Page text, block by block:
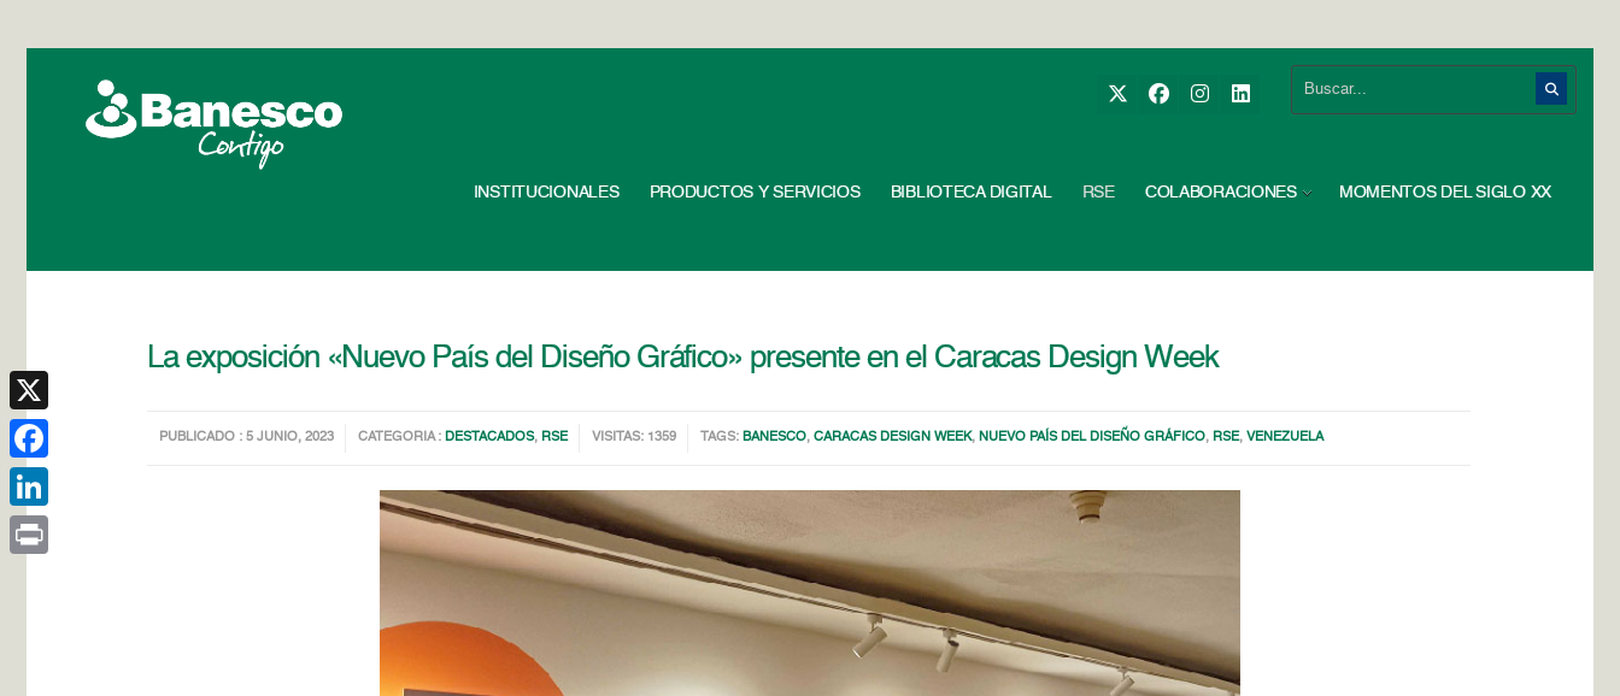
INSTITUCIONALES PRODUCTOS Y SERVICIOS BIBLIOTECA DIGITAL RSE COLABORACIONES MOMENTOS DEL SIGLO XX
La exposición «Nuevo País del Diseño Gráfico» presente en el Caracas Design Week
PUBLICADO : 5 JUNIO, 2023 CATEGORIA : DESTACADOS, RSE VISITAS: 1359 TAGS: BANESCO,CARACAS DESIGN WEEK, NUEVO PAÍS DEL DISEÑO GRÁFICO, RSE,VENEZUELA
X
Facebook
LinkedIn